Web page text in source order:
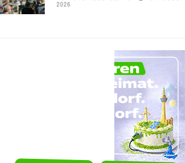
2026